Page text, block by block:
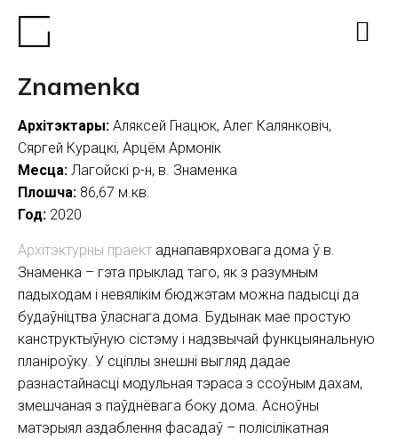
Znamenka
Архітэктары: Аляксей Гнацюк, Алег Калянковіч,
Сяргей Курацкі, Арцём Армонік
Месца: Лагойскі р-н, в. Знаменка
Плошча: 86,67 м.кв.
Год: 2020
Архітэктурны праект аднапавярховага дома ў в.
Знаменка – гэта прыклад таго, як з разумным
падыходам і невялікім бюджэтам можна падысці да
будаўніцтва ўласнага дома. Будынак мае простую
канструктыўную сістэму і надзвычай функцыянальную
планіроўку. У сціплы знешні выгляд дадае
разнастайнасці модульная тэраса з ссоўным дахам,
змешчаная з паўднёвага боку дома. Асноўны
матэрыял аздаблення фасадаў – полісілікатная